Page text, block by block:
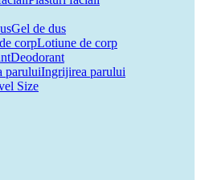
Gel de dus
Lotiune de corp
Deodorant
Ingrijirea parului
Size